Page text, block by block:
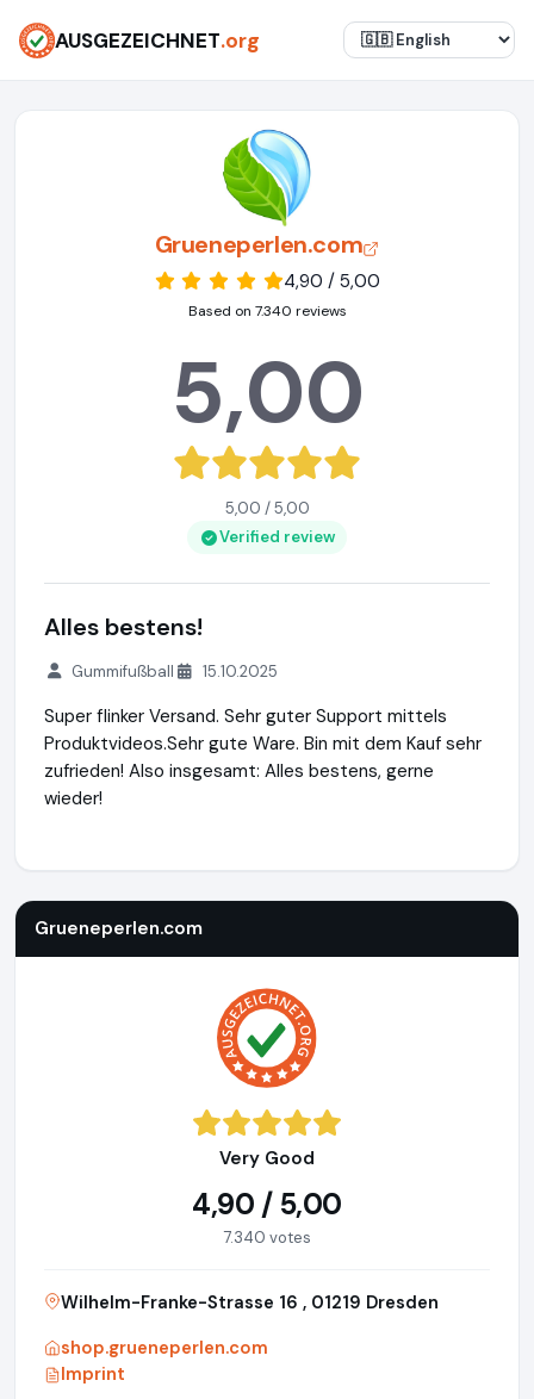
AUSGEZEICHNET.org
Grueneperlen.com
4,90 / 5,00
Based on 7.340 reviews
5,00
5,00 / 5,00
Verified review
Alles bestens!
Gummifußball 15.10.2025
Super flinker Versand. Sehr guter Support mittels
Produktvideos.Sehr gute Ware. Bin mit dem Kauf sehr
zufrieden! Also insgesamt: Alles bestens, gerne
wieder!
Grueneperlen.com
Very Good
4,90 / 5,00
7.340 votes
Wilhelm-Franke-Strasse 16 , 01219 Dresden
shop.grueneperlen.com
Imprint